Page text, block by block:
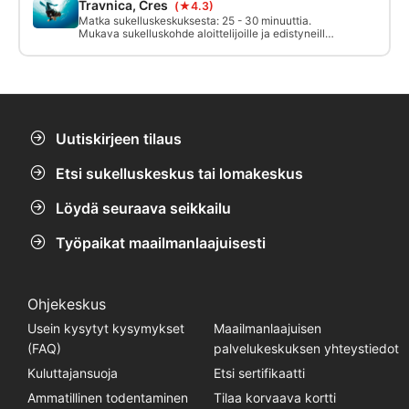
klo 11.15 asti turvallisuussyistä, koska veneliikenne
on lisääntynyt (puomin ulkopuolella) tämän ajan
jälkeen.
Travnica, Cres (★4.3)
Matka sukelluskeskuksesta: 25 - 30 minuuttia.
Mukava sukelluskohde aloittelijoille ja edistyneille
10 metrin syvyydessä, jossa on mahdollisuus
Uutiskirjeen tilaus
Etsi sukelluskeskus tai lomakeskus
Löydä seuraava seikkailu
Työpaikat maailmanlaajuisesti
Ohjekeskus
Usein kysytyt kysymykset
(FAQ)
Maailmanlaajuisen
palvelukeskuksen yhteystiedot
Kuluttajansuoja
Etsi sertifikaatti
Ammatillinen todentaminen
Tilaa korvaava kortti